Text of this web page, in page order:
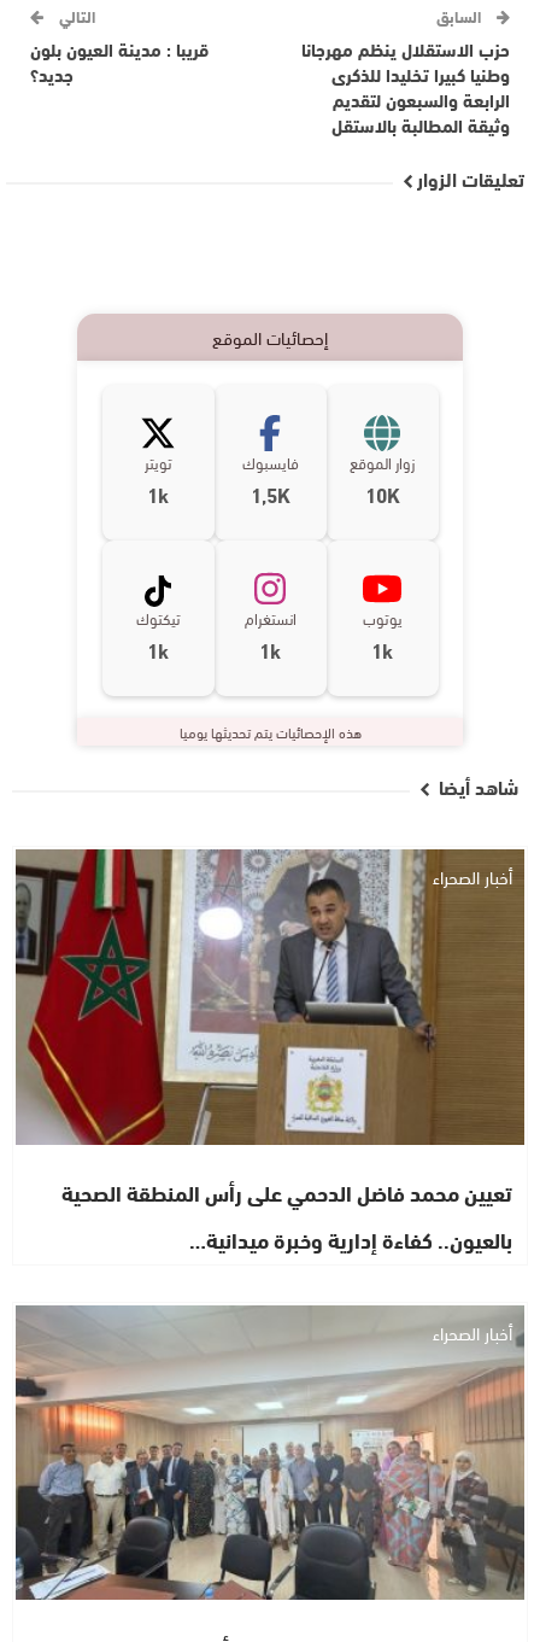
السابق
حزب الاستقلال ينظم مهرجانا
وطنيا كبيرا تخليدا للذكرى
الرابعة والسبعون لتقديم
وثيقة المطالبة بالاستقل
التالي
قريبا : مدينة العيون بلون
جديد؟
تعليقات الزوار
إحصائيات الموقع
زوار الموقع
10K
فايسبوك
1,5K
تويتر
1k
يوتوب
1k
انستغرام
1k
تيكتوك
1k
هذه الإحصائيات يتم تحديثها يوميا
شاهد أيضا
أخبار الصحراء
تعيين محمد فاضل الدحمي على رأس المنطقة الصحية
بالعيون.. كفاءة إدارية وخبرة ميدانية…
أخبار الصحراء